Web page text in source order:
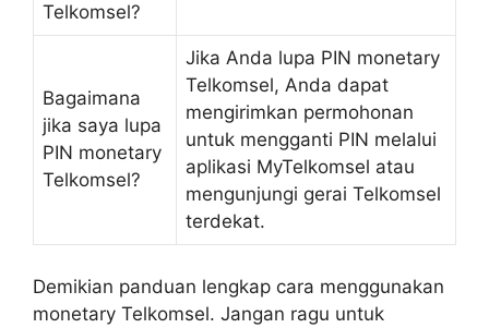
Telkomsel?
Bagaimana
jika saya lupa
PIN monetary
Telkomsel?
Jika Anda lupa PIN monetary
Telkomsel, Anda dapat
mengirimkan permohonan
untuk mengganti PIN melalui
aplikasi MyTelkomsel atau
mengunjungi gerai Telkomsel
terdekat.
Demikian panduan lengkap cara menggunakan
monetary Telkomsel. Jangan ragu untuk